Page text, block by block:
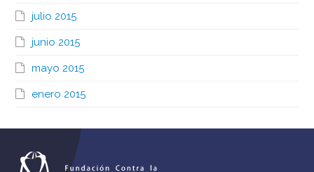
julio 2015
junio 2015
mayo 2015
enero 2015